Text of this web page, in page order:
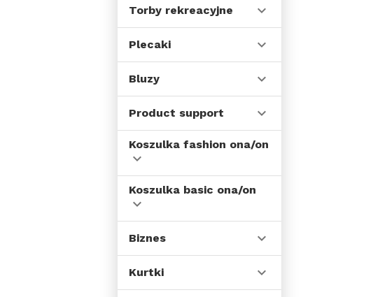
Torby rekreacyjne
Plecaki
Bluzy
Product support
Koszulka fashion ona/on
Koszulka basic ona/on
Biznes
Kurtki